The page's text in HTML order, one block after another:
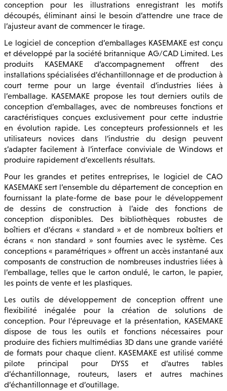
conception pour les illustrations enregistrant les motifs
découpés, éliminant ainsi le besoin d’attendre une trace de
l’ajusteur avant de commencer le tirage.
Le logiciel de conception d’emballages KASEMAKE est conçu
et développé par la société britannique AG/CAD Limited. Les
produits KASEMAKE d’accompagnement offrent des
installations spécialisées d’échantillonnage et de production à
court terme pour un large éventail d’industries liées à
l’emballage. KASEMAKE propose les tout derniers outils de
conception d’emballages, avec de nombreuses fonctions et
caractéristiques conçues exclusivement pour cette industrie
en évolution rapide. Les concepteurs professionnels et les
utilisateurs novices dans l’industrie du design peuvent
s’adapter facilement à l’interface conviviale de Windows et
produire rapidement d’excellents résultats.
Pour les grandes et petites entreprises, le logiciel de CAO
KASEMAKE sert l’ensemble du département de conception en
fournissant la plate-forme de base pour le développement
de dessins de construction à l’aide des fonctions de
conception disponibles. Des bibliothèques robustes de
boîtiers et d’écrans « standard » et de nombreux boîtiers et
écrans « non standard » sont fournies avec le système. Ces
conceptions « paramétriques » offrent un accès instantané aux
composants de construction de nombreuses industries liées à
l’emballage, telles que le carton ondulé, le carton, le papier,
les points de vente et les plastiques.
Les outils de développement de conception offrent une
flexibilité inégalée pour la création de solutions de
conception. Pour l’épreuvage et la présentation, KASEMAKE
dispose de tous les outils et fonctions nécessaires pour
produire des fichiers multimédias 3D dans une grande variété
de formats pour chaque client. KASEMAKE est utilisé comme
pilote principal pour DYSS et d’autres tables
d’échantillonnage, routeurs, lasers et autres machines
d’échantillonnage et d’outillage.